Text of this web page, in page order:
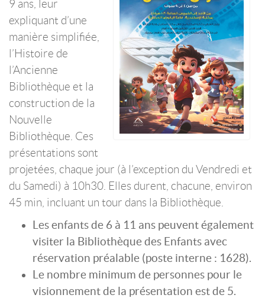
9 ans, leur
expliquant d’une
manière simplifiée,
l’Histoire de
l’Ancienne
Bibliothèque et la
construction de la
Nouvelle
Bibliothèque. Ces
présentations sont
projetées, chaque jour (à l’exception du Vendredi et
du Samedi) à 10h30. Elles durent, chacune, environ
45 min, incluant un tour dans la Bibliothèque.
Les enfants de 6 à 11 ans peuvent également
visiter la Bibliothèque des Enfants avec
réservation préalable (poste interne : 1628).
Le nombre minimum de personnes pour le
visionnement de la présentation est de 5.